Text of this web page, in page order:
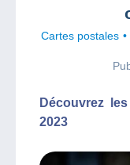
Cartes postales
Découvrez
2023